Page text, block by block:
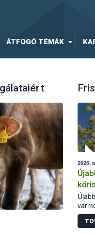
ÁTFOGÓ TÉMÁK
2026.